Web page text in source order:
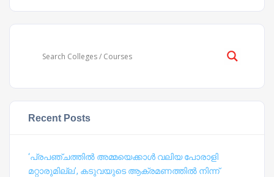
Recent Posts
‘പ്രപഞ്ചത്തില്‍ അമ്മയെക്കാള്‍ വലിയ പോരാളി
മറ്റാരുമില്ല’, കടുവയുടെ ആക്രമണത്തില്‍ നിന്ന്